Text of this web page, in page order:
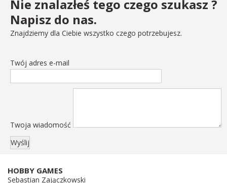
Nie znalazłeś tego czego szukasz ?
Napisz do nas.
Znajdziemy dla Ciebie wszystko czego potrzebujesz.
Twój adres e-mail
Twoja wiadomość
HOBBY GAMES
Sebastian Zajączkowski